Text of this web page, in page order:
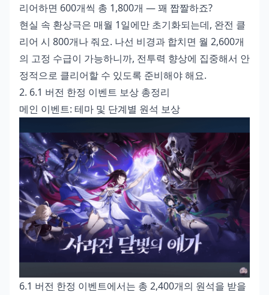
리어하면 600개씩 총 1,800개 — 꽤 짭짤하죠?
현실 속 환상극은 매월 1일에만 초기화되는데, 완전 클
리어 시 800개나 줘요. 나선 비경과 합치면 월 2,600개
의 고정 수급이 가능하니까, 전투력 향상에 집중해서 안
정적으로 클리어할 수 있도록 준비해야 해요.
2. 6.1 버전 한정 이벤트 보상 총정리
메인 이벤트: 테마 및 단계별 원석 보상
6.1 버전 한정 이벤트에서는 총 2,400개의 원석을 받을